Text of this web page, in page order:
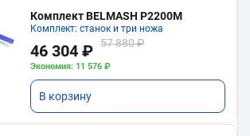
Комплект BELMASH P2200M
Комплект: станок и три ножа
46 304 ₽ 57 880 ₽
Экономия: 11 576 ₽
В корзину